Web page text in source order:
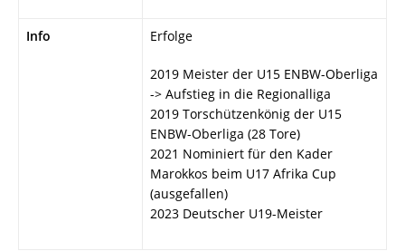
Info Erfolge
2019 Meister der U15 ENBW-Oberliga
-> Aufstieg in die Regionalliga
2019 Torschützenkönig der U15
ENBW-Oberliga (28 Tore)
2021 Nominiert für den Kader
Marokkos beim U17 Afrika Cup
(ausgefallen)
2023 Deutscher U19-Meister